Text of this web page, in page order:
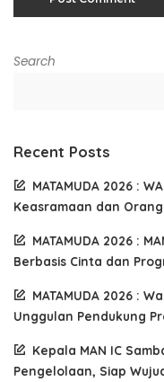
Search
Recent Posts
MATAMUDA 2026 :
Keasramaan dan Orang
MATAMUDA 2026 :
Berbasis Cinta dan
MATAMUDA 2026 :
Unggulan Pendukung
Kepala MAN IC
Pengelolaan, Siap